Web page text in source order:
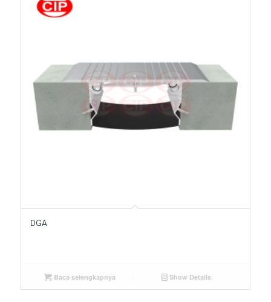
DGA
Baca selengkapnya Show Details